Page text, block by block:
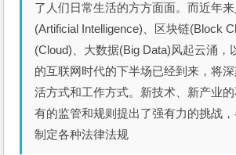
了人们日常生活的方方面面。而近年
(Artificial Intelligence)、区块链(Block
(Cloud)、大数据(Big Data)风起云涌，
的互联网时代的下半场已经到来，将
活方式和工作方式。新技术、新产业
有的监管和规则提出了强有力的挑战
制定各种法律法规